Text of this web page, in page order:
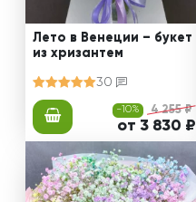
Лето в Венеции – букет
из хризантем
30
-10% 4 255 ₽
от 3 830 ₽